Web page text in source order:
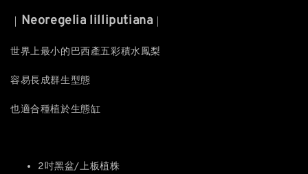
Neoregelia lilliputiana
世界上最小的巴西產五彩積水鳳梨
容易長成群生型態
也適合種植於生態缸
2吋黑盆/上板植株